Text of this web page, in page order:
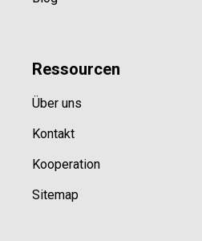
Ressourcen
Über uns
Kontakt
Kooperation
Sitemap